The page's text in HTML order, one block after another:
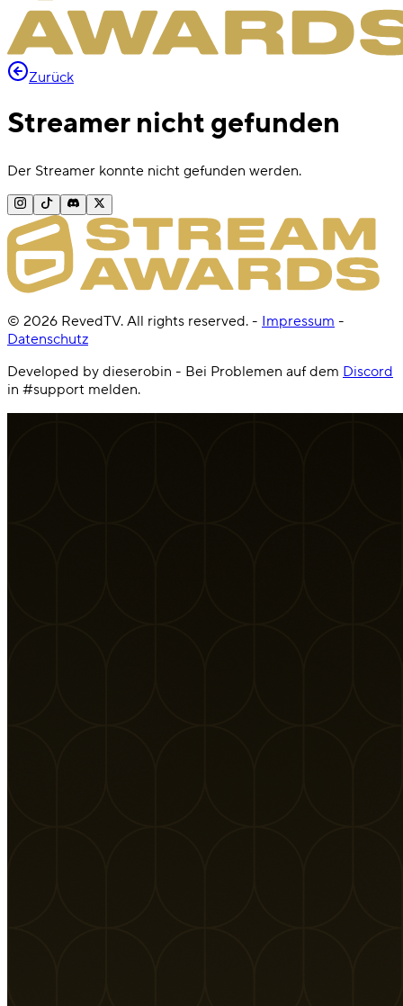
Zurück
Streamer nicht gefunden
Der Streamer konnte nicht gefunden werden.
© 2026 RevedTV. All rights reserved. - Impressum -
Datenschutz
Developed by dieserobin - Bei Problemen auf dem Discord
in #support melden.